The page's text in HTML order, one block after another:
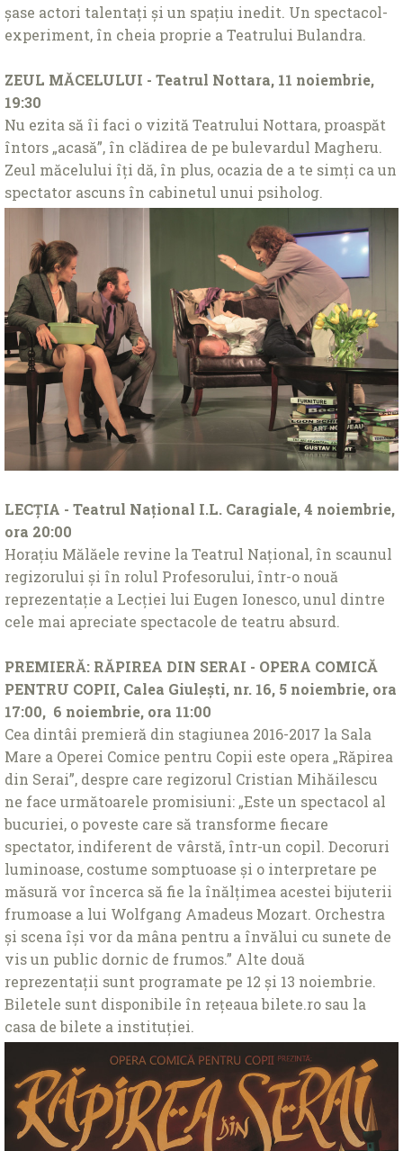
șase actori talentaţi şi un spaţiu inedit. Un spectacol-
experiment, în cheia proprie a Teatrului Bulandra.
ZEUL MĂCELULUI - Teatrul Nottara, 11 noiembrie,
19:30
Nu ezita să îi faci o vizită Teatrului Nottara, proaspăt
întors „acasă”, în clădirea de pe bulevardul Magheru.
Zeul măcelului îţi dă, în plus, ocazia de a te simţi ca un
spectator ascuns în cabinetul unui psiholog.
LECŢIA - Teatrul Naţional I.L. Caragiale, 4 noiembrie,
ora 20:00
Horaţiu Mălăele revine la Teatrul Naţional, în scaunul
regizorului şi în rolul Profesorului, într-o nouă
reprezentaţie a Lecţiei lui Eugen Ionesco, unul dintre
cele mai apreciate spectacole de teatru absurd.
PREMIERĂ: RĂPIREA DIN SERAI - OPERA COMICĂ
PENTRU COPII, Calea Giulești, nr. 16, 5 noiembrie, ora
17:00, 6 noiembrie, ora 11:00
Cea dintâi premieră din stagiunea 2016-2017 la Sala
Mare a Operei Comice pentru Copii este opera „Răpirea
din Serai”, despre care regizorul Cristian Mihăilescu
ne face următoarele promisiuni: „Este un spectacol al
bucuriei, o poveste care să transforme fiecare
spectator, indiferent de vârstă, într-un copil. Decoruri
luminoase, costume somptuoase şi o interpretare pe
măsură vor încerca să fie la înălţimea acestei bijuterii
frumoase a lui Wolfgang Amadeus Mozart. Orchestra
şi scena îşi vor da mâna pentru a învălui cu sunete de
vis un public dornic de frumos.” Alte două
reprezentaţii sunt programate pe 12 și 13 noiembrie.
Biletele sunt disponibile în reţeaua bilete.ro sau la
casa de bilete a instituţiei.